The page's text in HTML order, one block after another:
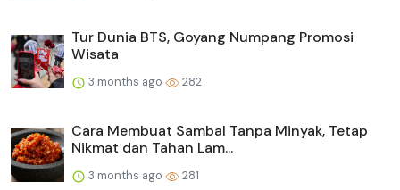
Tur Dunia BTS, Goyang Numpang Promosi
Wisata
3 months ago 282
Cara Membuat Sambal Tanpa Minyak, Tetap
Nikmat dan Tahan Lam...
3 months ago 281